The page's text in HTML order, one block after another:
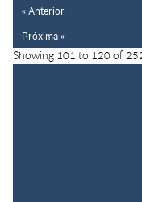
« Anterior
Próxima »
Showing 101 to 120 of